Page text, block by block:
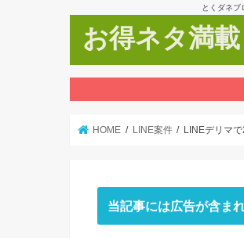
とくダネブ
お得ネタ満
HOME LINE案件 LINEデリマ
当記事には広告が含ま